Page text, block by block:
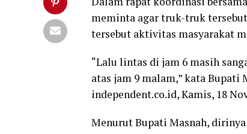
meminta agar truk-truk
tersebut aktivitas masyarakat
“Lalu lintas di jam 6 masih
atas jam 9 malam,” kata
independent.co.id, Kamis, 18
Menurut Bupati Masnah,